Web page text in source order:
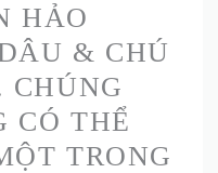
HẢO
& CHÚ
CHÚNG
CÓ THỂ
TRONG